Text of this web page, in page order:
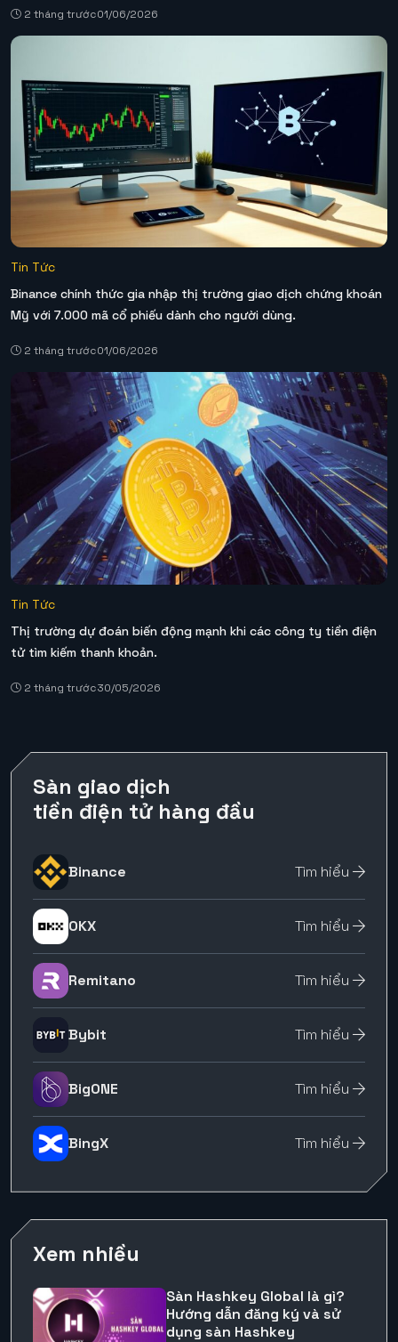
2 tháng trước01/06/2026
Tin Tức
Binance chính thức gia nhập thị trường giao dịch chứng khoán
Mỹ với 7.000 mã cổ phiếu dành cho người dùng.
2 tháng trước01/06/2026
Tin Tức
Thị trường dự đoán biến động mạnh khi các công ty tiền điện
tử tìm kiếm thanh khoản.
2 tháng trước30/05/2026
Sàn giao dịch
tiền điện tử hàng đầu
Binance Tìm hiểu
OKX Tìm hiểu
Remitano Tìm hiểu
Bybit Tìm hiểu
BigONE Tìm hiểu
BingX Tìm hiểu
Xem nhiều
Sàn Hashkey Global là gì?
Hướng dẫn đăng ký và sử
dụng sàn Hashkey